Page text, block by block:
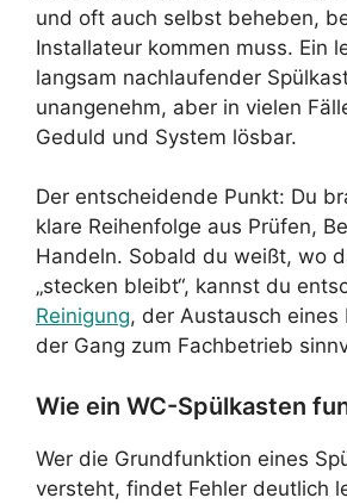
und oft auch selbst beheben,
Installateur kommen muss. Ein
langsam nachlaufender
unangenehm, aber in vielen
Geduld und System lösbar.
Der entscheidende Punkt: Du
klare Reihenfolge aus Prüfen,
Handeln. Sobald du weißt, wo
„stecken bleibt“, kannst du
Reinigung, der Austausch eines
der Gang zum Fachbetrieb
Wie ein WC-Spülkasten
Wer die Grundfunktion eines
versteht, findet Fehler deutlich